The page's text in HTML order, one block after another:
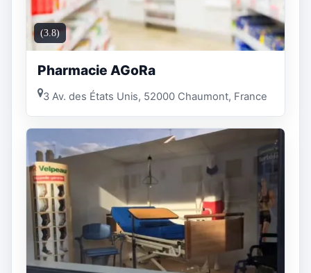
(3.8)
Pharmacie AGoRa
3 Av. des États Unis, 52000 Chaumont, France